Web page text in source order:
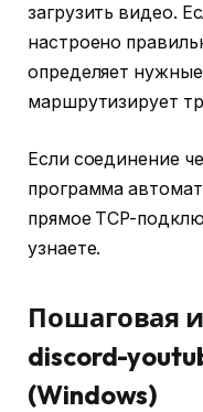
загрузить видео.
настроено
определяет
маршрутизирует
Если соединение
программа
прямое TCP-
узнаете.
Пошаговая
discord-
(Windows)